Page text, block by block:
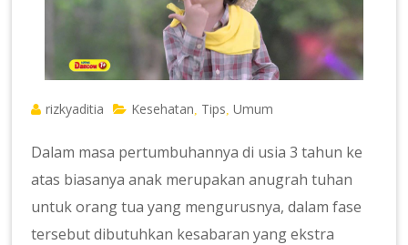
rizkyaditia Kesehatan Tips ,Umum
Dalam masa pertumbuhannya di usia 3 tahun ke
atas biasanya anak merupakan anugrah tuhan
untuk orang tua yang mengurusnya, dalam fase
tersebut dibutuhkan kesabaran yang ekstra